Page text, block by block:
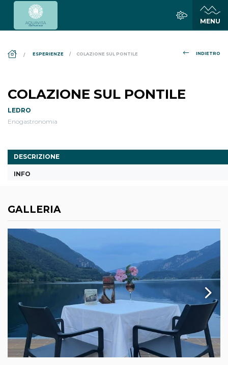
INDIETRO
DS_BREADCRUMB.HOME
ESPERIENZE COLAZIONE SUL PONTILE
COLAZIONE SUL PONTILE
LEDRO
Enogastronomia
DESCRIZIONE
INFO
GALLERIA